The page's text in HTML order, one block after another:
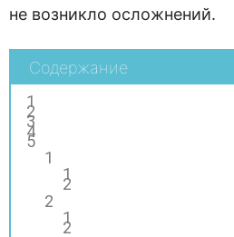
не возникло осложнений.
Содержание